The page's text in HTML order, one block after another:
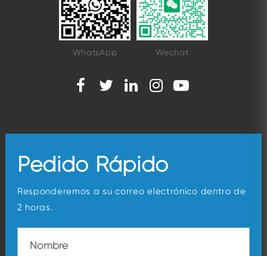
WhatsApp Wechat
Pedido Rápido
Responderemos a su correo electrónico dentro de
2 horas.